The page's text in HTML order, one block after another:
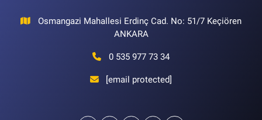
Osmangazi Mahallesi Erdinç Cad. No: 51/7 Keçiören
ANKARA
0 535 977 73 34
[email protected]